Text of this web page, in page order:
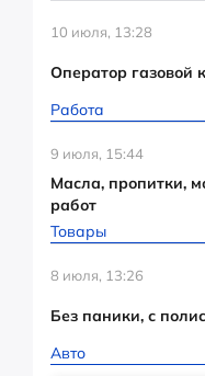
10 июля, 13:28
Оператор газовой
Работа
9 июля, 15:44
Масла, пропитки,
работ
Товары
8 июля, 13:26
Без паники, с
Авто